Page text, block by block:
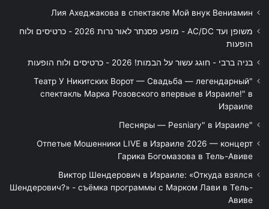
Лия Ахеджакова в спектакле Мой внук Вениамин
משופן ועד AC/DC - מופע פסנתר לאור נרות 2026 - כרטיסים ולוח
הופעות
בניה ברבי - חוגג עשור על הבמות! 2026 - כרטיסים ולוח הופעות
"Театр У Никитских Ворот — Свадьба — легендарный
спектакль Марка Розовского впервые в Израиле!" в
Израиле
"Песняры — Pesniary" в Израиле
Отпетые Мошенники LIVE в Израиле 2026 — концерт
Гарика Богомазова в Тель-Авиве
Виктор Шендерович в Израиле: «Откуда взялся
Шендерович?» - съёмка программы с Марком Лави в Тель-
Авиве